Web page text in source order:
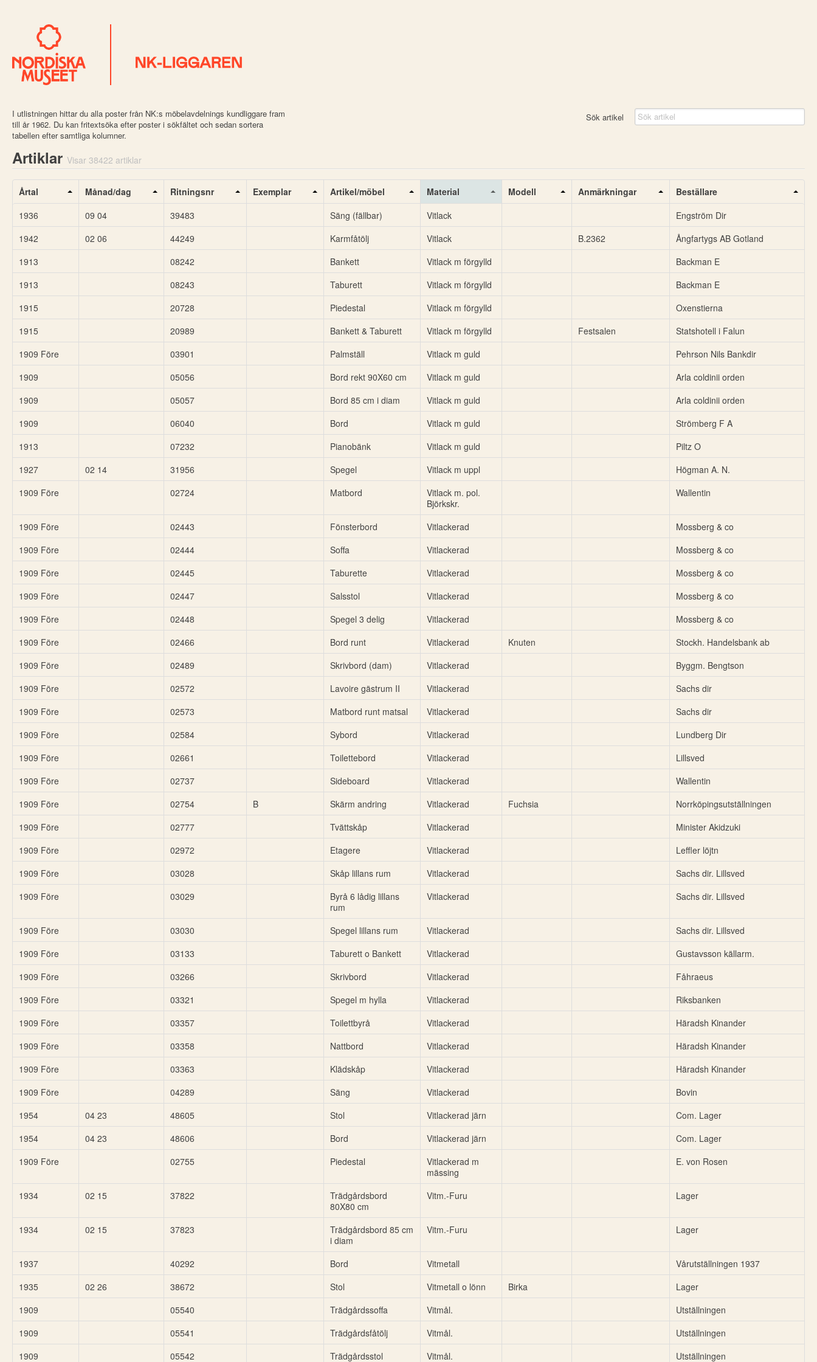
I utlistningen hittar du alla poster från NK:s möbelavdelnings kundliggare fram
till år 1962. Du kan fritextsöka efter poster i sökfältet och sedan sortera
tabellen efter samtliga kolumner.
Sök artikel
Artiklar Visar 38422 artiklar
Årtal Månad/dag Ritningsnr Exemplar Artikel/möbel Material Modell Anmärkningar
Beställare
1936
09 04 39483 Säng (fällbar) Vitlack
Engström Dir
1942
02 06 44249 Karmfåtölj Vitlack B.2362
Ångfartygs AB Gotland
1913
08242 Bankett Vitlack m förgylld
Backman E
1913
08243 Taburett Vitlack m förgylld
Backman E
1915
20728 Piedestal Vitlack m förgylld
Oxenstierna
1915
20989 Bankett & Taburett Vitlack m förgylld Festsalen
Statshotell i Falun
1909 Före
03901 Palmställ Vitlack m guld
Pehrson Nils Bankdir
1909
05056 Bord rekt 90X60 cm Vitlack m guld
Arla coldinii orden
1909
05057 Bord 85 cm i diam Vitlack m guld
Arla coldinii orden
1909
06040 Bord Vitlack m guld
Strömberg F A
1913
07232 Pianobänk Vitlack m guld
Piltz O
1927
02 14 31956 Spegel Vitlack m uppl
Högman A. N.
1909 Före
02724 Matbord
Vitlack m. pol.
Björkskr.
Wallentin
1909 Före 02443 Fönsterbord Vitlackerad
Mossberg & co
1909 Före
02444 Soffa Vitlackerad
Mossberg & co
1909 Före
02445 Taburette Vitlackerad
Mossberg & co
1909 Före
02447 Salsstol Vitlackerad
Mossberg & co
1909 Före
02448 Spegel 3 delig Vitlackerad
Mossberg & co
1909 Före
02466 Bord runt Vitlackerad Knuten
Stockh. Handelsbank ab
1909 Före
02489 Skrivbord (dam) Vitlackerad
Byggm. Bengtson
1909 Före
02572 Lavoire gästrum II Vitlackerad
Sachs dir
1909 Före
02573 Matbord runt matsal Vitlackerad
Sachs dir
1909 Före
02584 Sybord Vitlackerad
Lundberg Dir
1909 Före
02661 Toilettebord Vitlackerad
Lillsved
1909 Före
02737 Sideboard Vitlackerad
Wallentin
1909 Före
02754 B Skärm andring Vitlackerad Fuchsia
Norrköpingsutställningen
1909 Före
02777 Tvättskåp Vitlackerad
Minister Akidzuki
1909 Före
02972 Etagere Vitlackerad
Leffler löjtn
1909 Före
03028 Skåp lillans rum Vitlackerad
Sachs dir. Lillsved
1909 Före
03029
Byrå 6 lådig lillans
rum
Vitlackerad Sachs dir. Lillsved
1909 Före 03030 Spegel lillans rum Vitlackerad
Sachs dir. Lillsved
1909 Före
03133 Taburett o Bankett Vitlackerad
Gustavsson källarm.
1909 Före
03266 Skrivbord Vitlackerad
Fåhraeus
1909 Före
03321 Spegel m hylla Vitlackerad
Riksbanken
1909 Före
03357 Toilettbyrå Vitlackerad
Häradsh Kinander
1909 Före
03358 Nattbord Vitlackerad
Häradsh Kinander
1909 Före
03363 Klädskåp Vitlackerad
Häradsh Kinander
1909 Före
04289 Säng Vitlackerad
Bovin
1954
04 23 48605 Stol Vitlackerad järn
Com. Lager
1954
04 23 48606 Bord Vitlackerad järn
Com. Lager
1909 Före
02755 Piedestal
Vitlackerad m
mässing
E. von Rosen
1934 02 15 37822
Trädgårdsbord
80X80 cm
Vitm.-Furu Lager
1934 02 15 37823
Trädgårdsbord 85 cm
i diam
Vitm.-Furu Lager
1937 40292 Bord Vitmetall
Vårutställningen 1937
1935
02 26 38672 Stol Vitmetall o lönn Birka
Lager
1909
05540 Trädgårdssoffa Vitmål.
Utställningen
1909
05541 Trädgårdsfåtölj Vitmål.
Utställningen
1909
05542 Trädgårdsstol Vitmål. Utställningen